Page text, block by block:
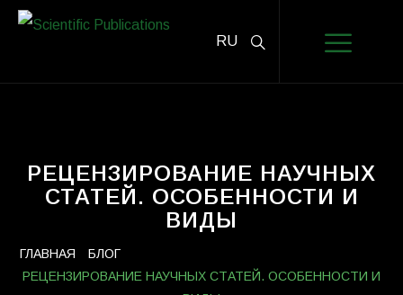
RU
РЕЦЕНЗИРОВАНИЕ НАУЧНЫХ
СТАТЕЙ. ОСОБЕННОСТИ И
ВИДЫ
ГЛАВНАЯ
БЛОГ
РЕЦЕНЗИРОВАНИЕ НАУЧНЫХ СТАТЕЙ. ОСОБЕННОСТИ И